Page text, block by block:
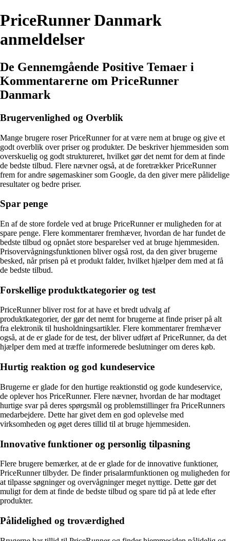
PriceRunner Danmark
anmeldelser
De Gennemgående Positive Temaer i
Kommentarerne om PriceRunner
Danmark
Brugervenlighed og Overblik
Mange brugere roser PriceRunner for at være nem at bruge og give et
godt overblik over priser og produkter. De beskriver hjemmesiden som
overskuelig og godt struktureret, hvilket gør det nemt for dem at finde
de bedste tilbud. Flere nævner også, at de foretrækker PriceRunner
frem for andre søgemaskiner som Google, da den giver mere pålidelige
resultater og bedre priser.
Spar penge
En af de store fordele ved at bruge PriceRunner er muligheden for at
spare penge. Flere kommentarer fremhæver, hvordan de har fundet de
bedste tilbud og opnået store besparelser ved at bruge hjemmesiden.
Prisovervågningsfunktionen bliver også rost, da den giver brugerne
besked, når prisen på et produkt falder, hvilket hjælper dem med at få
de bedste tilbud.
Forskellige produktkategorier og test
PriceRunner bliver rost for at have et bredt udvalg af
produktkategorier, der gør det nemt for brugerne at finde priser på alt
fra elektronik til husholdningsartikler. Flere kommentarer fremhæver
også, at de er glade for de test, der bliver udført af PriceRunner, da det
hjælper dem med at træffe informerede beslutninger om deres køb.
Hurtig reaktion og god kundeservice
Brugerne er glade for den hurtige reaktionstid og gode kundeservice,
de oplever hos PriceRunner. Flere nævner, hvordan de har modtaget
hurtige svar på deres spørgsmål og problemstillinger fra PriceRunners
medarbejdere. Dette har givet dem en god oplevelse med
virksomheden og øget deres tillid til at bruge hjemmesiden.
Innovative funktioner og personlig tilpasning
Flere brugere bemærker, at de er glade for de innovative funktioner,
PriceRunner tilbyder. De finder prisalarmfunktionen og muligheden for
at tilpasse søgninger og overvågninger meget nyttige. Dette gør det
muligt for dem at finde de bedste tilbud og spare tid på at lede efter
produkter.
Pålidelighed og troværdighed